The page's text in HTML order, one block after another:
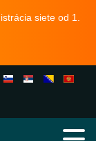
siete od 1.